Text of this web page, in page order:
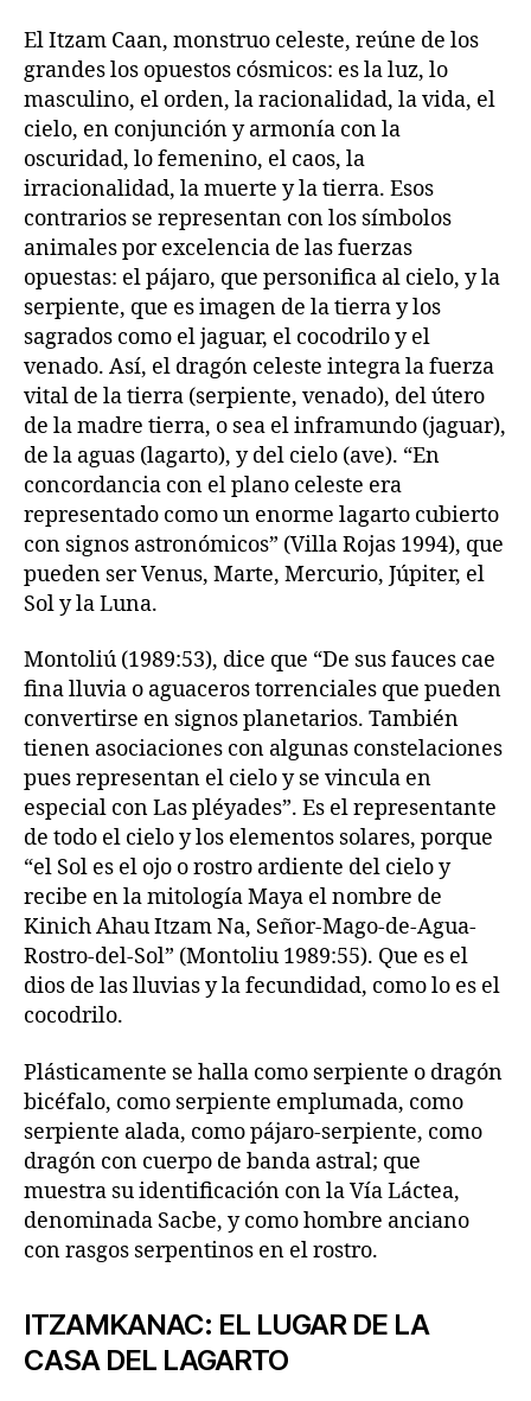
El Itzam Caan, monstruo celeste, reúne de los
grandes los opuestos cósmicos: es la luz, lo
masculino, el orden, la racionalidad, la vida, el
cielo, en conjunción y armonía con la
oscuridad, lo femenino, el caos, la
irracionalidad, la muerte y la tierra. Esos
contrarios se representan con los símbolos
animales por excelencia de las fuerzas
opuestas: el pájaro, que personifica al cielo, y la
serpiente, que es imagen de la tierra y los
sagrados como el jaguar, el cocodrilo y el
venado. Así, el dragón celeste integra la fuerza
vital de la tierra (serpiente, venado), del útero
de la madre tierra, o sea el inframundo (jaguar),
de la aguas (lagarto), y del cielo (ave). “En
concordancia con el plano celeste era
representado como un enorme lagarto cubierto
con signos astronómicos” (Villa Rojas 1994), que
pueden ser Venus, Marte, Mercurio, Júpiter, el
Sol y la Luna.
Montoliú (1989:53), dice que “De sus fauces cae
fina lluvia o aguaceros torrenciales que pueden
convertirse en signos planetarios. También
tienen asociaciones con algunas constelaciones
pues representan el cielo y se vincula en
especial con Las pléyades”. Es el representante
de todo el cielo y los elementos solares, porque
“el Sol es el ojo o rostro ardiente del cielo y
recibe en la mitología Maya el nombre de
Kinich Ahau Itzam Na, Señor-Mago-de-Agua-
Rostro-del-Sol” (Montoliu 1989:55). Que es el
dios de las lluvias y la fecundidad, como lo es el
cocodrilo.
Plásticamente se halla como serpiente o dragón
bicéfalo, como serpiente emplumada, como
serpiente alada, como pájaro-serpiente, como
dragón con cuerpo de banda astral; que
muestra su identificación con la Vía Láctea,
denominada Sacbe, y como hombre anciano
con rasgos serpentinos en el rostro.
ITZAMKANAC: EL LUGAR DE LA
CASA DEL LAGARTO